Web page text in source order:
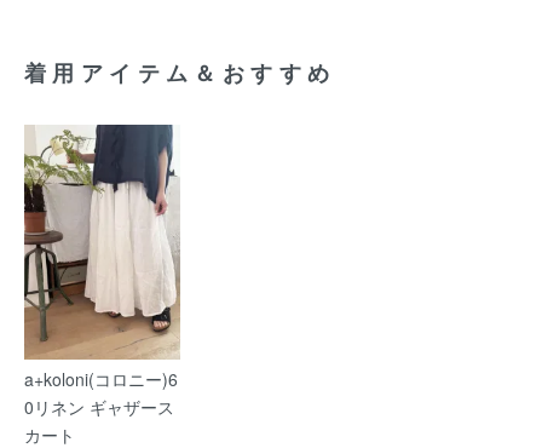
着用アイテム＆おすすめ
a+koloni(コロニー)6
0リネン ギャザース
カート